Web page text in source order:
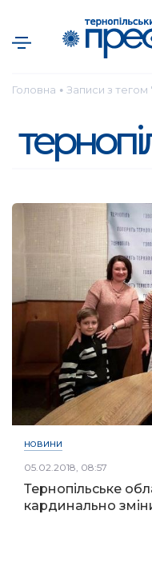
Головна ● Записи з тегом
НОВИНИ
05.02.2018, 08:57
Тернопільське
кардинально